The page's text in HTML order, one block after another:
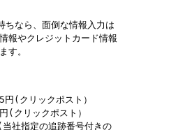
ちなら、面倒な情報入力は
報やクレジットカード情報
す。
(クリックポスト）
クリックポスト）
社指定の追跡番号付きの